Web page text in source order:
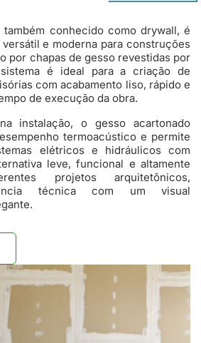
também conhecido como drywall, é
e moderna para construções
por chapas de gesso revestidas por
é ideal para a criação de
com acabamento liso, rápido e
de execução da obra.
instalação, o gesso acartonado
termoacústico e permite
elétricos e hidráulicos com
leve, funcional e altamente
projetos arquitetônicos,
técnica com um visual